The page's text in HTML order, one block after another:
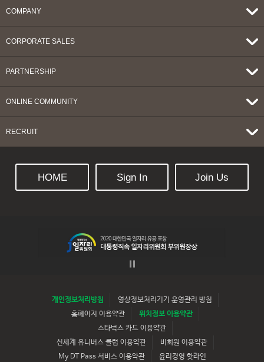
COMPANY
CORPORATE SALES
PARTNERSHIP
ONLINE COMMUNITY
RECRUIT
HOME Sign In Join Us
개인정보처리방침
영상정보처리기기 운영관리 방침
홈페이지 이용약관
위치정보 이용약관
스타벅스 카드 이용약관
신세계 유니버스 클럽 이용약관
비회원 이용약관
My DT Pass 서비스 이용약관
윤리경영 핫라인